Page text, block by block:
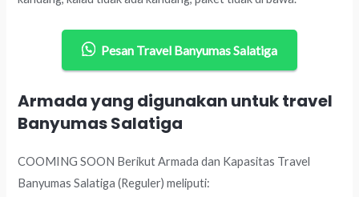
Pesan Travel Banyumas Salatiga
Armada yang digunakan untuk travel
Banyumas Salatiga
COOMING SOON Berikut Armada dan Kapasitas Travel
Banyumas Salatiga (Reguler) meliputi: